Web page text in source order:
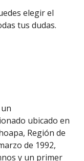
elegir el
tus dudas.
ubicado en
Región de
de 1992,
y un primer